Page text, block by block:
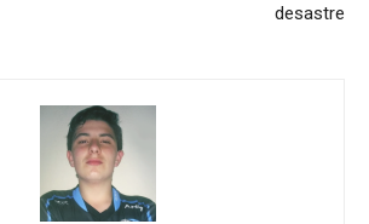
desastre